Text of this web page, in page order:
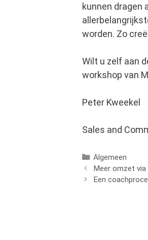
kunnen dragen
worden. Zo
Wilt u zelf aan
workshop van
Peter Kweekel
Sales and
Categorieën
Algemeen
Meer omzet
Een